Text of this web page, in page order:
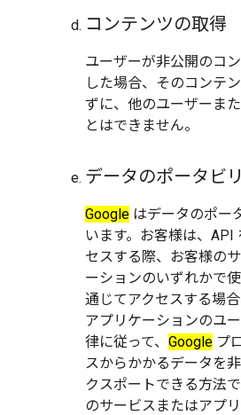
コンテンツの取得
ユーザーが非公開のコ
した場合、そのコンテ
ずに、他のユーザーま
とはできません。
データのポータビ
Google はデータのポー
います。お客様は、API
セスする際、お客様の
ーションのいずれかで
通じてアクセスする場
アプリケーションのユ
律に従って、 Google プ
スからかかるデータを
クスポートできる方法
のサービスまたはアプ